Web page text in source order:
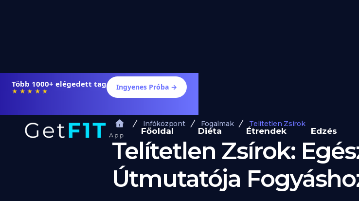
Több 1000+ elégedett tag
★★★★★ Ingyenes Próba →
Főoldal Diéta Étrendek Edzés
Infóközpont Fogalmak Telítetlen Zsírok
Telítetlen Zsírok:
Útmutatója